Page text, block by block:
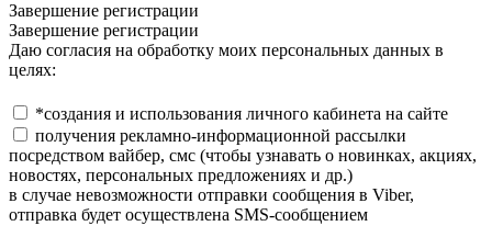
Завершение регистрации
Завершение регистрации
Даю согласия на обработку моих персональных данных в
целях:
*создания и использования личного кабинета на сайте
получения рекламно-информационной рассылки
посредством вайбер, смс (чтобы узнавать о новинках, акциях,
новостях, персональных предложениях и др.)
в случае невозможности отправки сообщения в Viber,
отправка будет осуществлена SMS-сообщением